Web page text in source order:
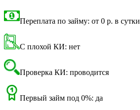
Переплата по займу: от 0 р. в сутки
С плохой КИ: нет
Проверка КИ: проводится
Первый займ под 0%: да